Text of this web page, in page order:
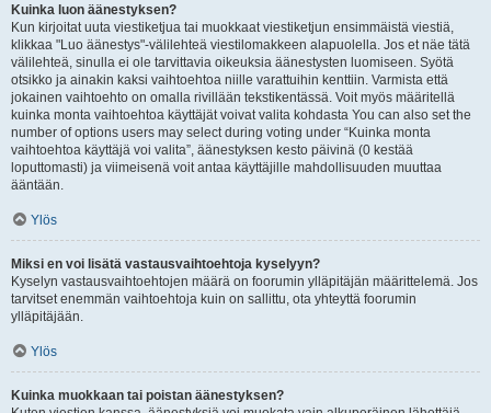
Kuinka luon äänestyksen?
Kun kirjoitat uuta viestiketjua tai muokkaat viestiketjun ensimmäistä viestiä,
klikkaa "Luo äänestys"-välilehteä viestilomakkeen alapuolella. Jos et näe tätä
välilehteä, sinulla ei ole tarvittavia oikeuksia äänestysten luomiseen. Syötä
otsikko ja ainakin kaksi vaihtoehtoa niille varattuihin kenttiin. Varmista että
jokainen vaihtoehto on omalla rivillään tekstikentässä. Voit myös määritellä
kuinka monta vaihtoehtoa käyttäjät voivat valita kohdasta You can also set the
number of options users may select during voting under “Kuinka monta
vaihtoehtoa käyttäjä voi valita”, äänestyksen kesto päivinä (0 kestää
loputtomasti) ja viimeisenä voit antaa käyttäjille mahdollisuuden muuttaa
ääntään.
Ylös
Miksi en voi lisätä vastausvaihtoehtoja kyselyyn?
Kyselyn vastausvaihtoehtojen määrä on foorumin ylläpitäjän määrittelemä. Jos
tarvitset enemmän vaihtoehtoja kuin on sallittu, ota yhteyttä foorumin
ylläpitäjään.
Ylös
Kuinka muokkaan tai poistan äänestyksen?